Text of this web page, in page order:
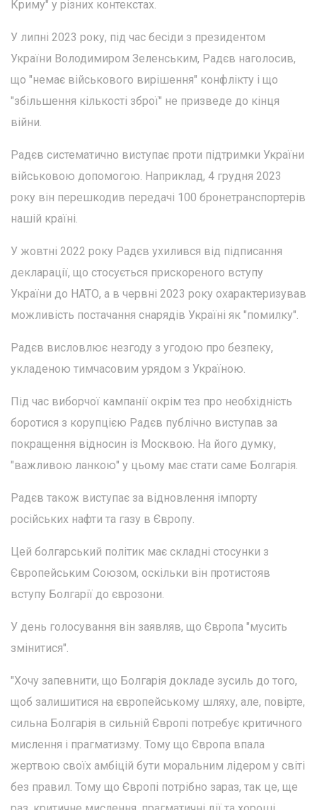
Криму" у різних контекстах.
У липні 2023 року, під час бесіди з президентом
України Володимиром Зеленським, Радєв наголосив,
що "немає військового вирішення" конфлікту і що
"збільшення кількості зброї" не призведе до кінця
війни.
Радєв систематично виступає проти підтримки України
військовою допомогою. Наприклад, 4 грудня 2023
року він перешкодив передачі 100 бронетранспортерів
нашій країні.
У жовтні 2022 року Радєв ухилився від підписання
декларації, що стосується прискореного вступу
України до НАТО, а в червні 2023 року охарактеризував
можливість постачання снарядів Україні як "помилку".
Радєв висловлює незгоду з угодою про безпеку,
укладеною тимчасовим урядом з Україною.
Під час виборчої кампанії окрім тез про необхідність
боротися з корупцією Радєв публічно виступав за
покращення відносин із Москвою. На його думку,
"важливою ланкою" у цьому має стати саме Болгарія.
Радєв також виступає за відновлення імпорту
російських нафти та газу в Європу.
Цей болгарський політик має складні стосунки з
Європейським Союзом, оскільки він протистояв
вступу Болгарії до єврозони.
У день голосування він заявляв, що Європа "мусить
змінитися".
"Хочу запевнити, що Болгарія докладе зусиль до того,
щоб залишитися на європейському шляху, але, повірте,
сильна Болгарія в сильній Європі потребує критичного
мислення і прагматизму. Тому що Європа впала
жертвою своїх амбіцій бути моральним лідером у світі
без правил. Тому що Європі потрібно зараз, так це, ще